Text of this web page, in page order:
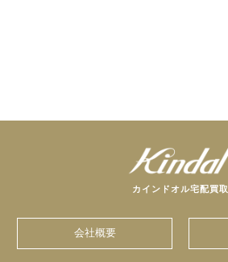
カインドオル宅配買取
会社概要